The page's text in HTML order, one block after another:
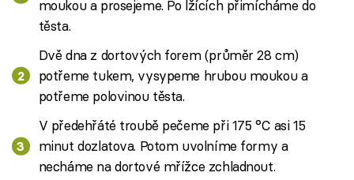
moukou a prosejeme. Po lžících přimícháme do
těsta.
Dvě dna z dortových forem (průměr 28 cm)
potřeme tukem, vysypeme hrubou moukou a
potřeme polovinou těsta.
V předehřáté troubě pečeme při 175 °C asi 15
minut dozlatova. Potom uvolníme formy a
necháme na dortové mřížce zchladnout.